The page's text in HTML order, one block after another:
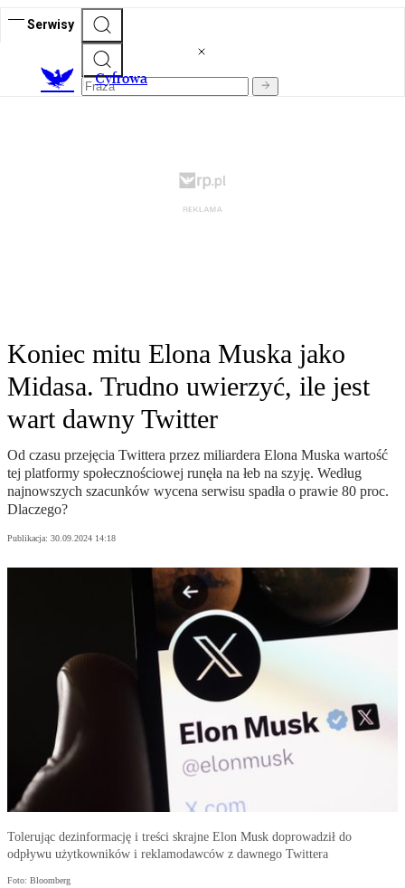
Serwisy
Cyfrowa
Koniec mitu Elona Muska jako
Midasa. Trudno uwierzyć, ile jest
wart dawny Twitter
Od czasu przejęcia Twittera przez miliardera Elona Muska wartość
tej platformy społecznościowej runęła na łeb na szyję. Według
najnowszych szacunków wycena serwisu spadła o prawie 80 proc.
Dlaczego?
Publikacja: 30.09.2024 14:18
Tolerując dezinformację i treści skrajne Elon Musk doprowadził do
odpływu użytkowników i reklamodawców z dawnego Twittera
Foto: Bloomberg